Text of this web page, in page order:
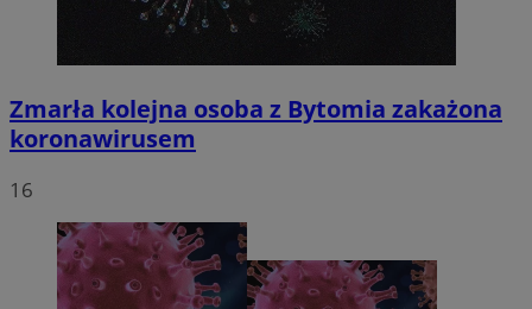
Zmarła kolejna osoba z Bytomia zakażona
koronawirusem
16